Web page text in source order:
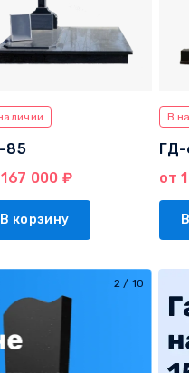
85
000 ₽
В корзину
В
от
2/ 10